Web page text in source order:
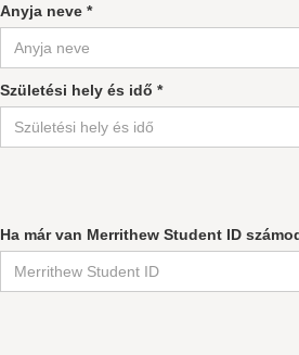
Anyja neve *
Születési hely és idő *
Ha már van Merrithew Student ID